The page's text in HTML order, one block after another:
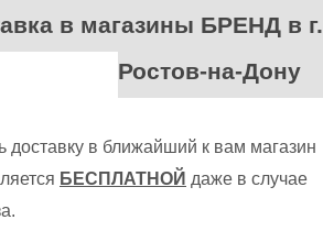
в магазины БРЕНД в г.
Ростов-на-Дону
в ближайший к вам магазин
БЕСПЛАТНОЙ даже в случае